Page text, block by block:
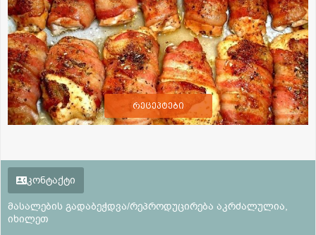
რეცეპტები
კონტაქტი
მასალების გადაბეჭდვა/რეპროდუცირება აკრძალულია,
იხილეთ